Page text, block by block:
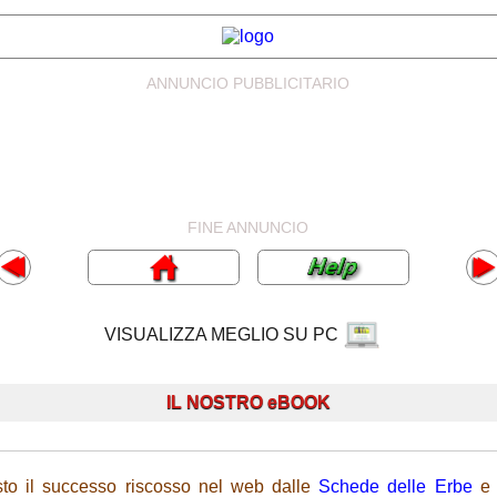
ANNUNCIO PUBBLICITARIO
FINE ANNUNCIO
VISUALIZZA MEGLIO SU PC
IL NOSTRO eBOOK
il successo riscosso nel web dalle Schede delle Erbee